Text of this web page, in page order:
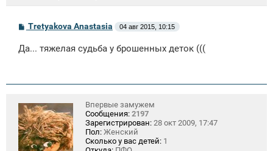
С
б
и
Tretyakova Anastasia 04 авг 2015, 10:15
Да... тяжелая судьба у брошенных деток (((
Впервые замужем
Сообщения: 2197
Зарегистрирован: 28 окт 2009, 17:47
Пол: Женский
Сколько у вас детей: 1